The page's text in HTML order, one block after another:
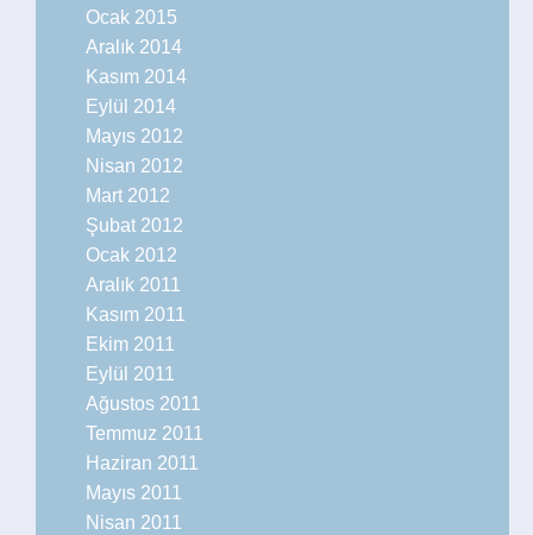
Ocak 2015
Aralık 2014
Kasım 2014
Eylül 2014
Mayıs 2012
Nisan 2012
Mart 2012
Şubat 2012
Ocak 2012
Aralık 2011
Kasım 2011
Ekim 2011
Eylül 2011
Ağustos 2011
Temmuz 2011
Haziran 2011
Mayıs 2011
Nisan 2011